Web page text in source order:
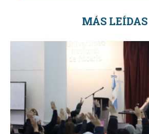
MÁS LEÍDAS